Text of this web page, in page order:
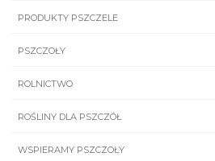
PRODUKTY PSZCZELE
PSZCZOŁY
ROLNICTWO
ROŚLINY DLA PSZCZÓŁ
WSPIERAMY PSZCZOŁY